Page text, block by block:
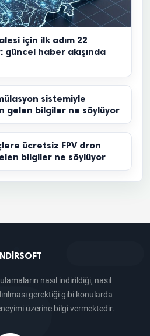
için ilk adım 22
güncel haber akışında
sistemiyle
gelen bilgiler ne söylüyor
ücretsiz FPV dron
bilgiler ne söylüyor
nasıl indirildiği, nasıl
gerektiği gibi konularda
üzerine bilgi vermektedir.